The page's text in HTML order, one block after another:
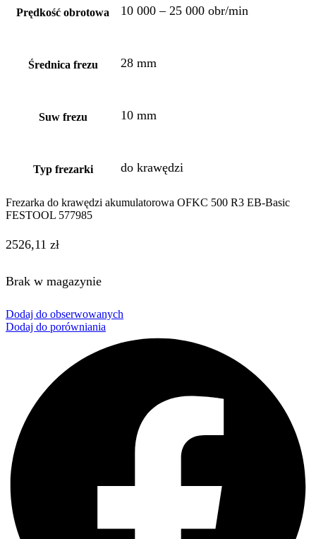
Prędkość obrotowa 10 000 – 25 000 obr/min
Średnica frezu 28 mm
Suw frezu 10 mm
Typ frezarki do krawędzi
Frezarka do krawędzi akumulatorowa OFKC 500 R3 EB-Basic
FESTOOL 577985
2526,11 zł
Brak w magazynie
Dodaj do obserwowanych
Dodaj do porówniania